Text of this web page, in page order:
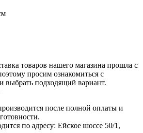
товаров нашего магазина прошла с
просим ознакомиться с
выбрать подходящий вариант.
после полной оплаты и
по адресу: Ейское шоссе 50/1,